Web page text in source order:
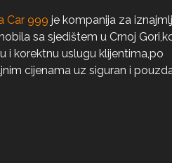
Car 999 je kompanija za
sa sjedištem u Crnoj
i korektnu uslugu klijentima,po
cijenama uz siguran i